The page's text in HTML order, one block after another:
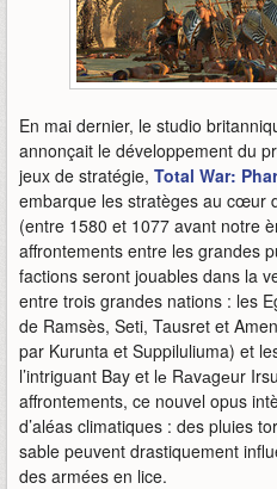
En mai dernier, le studio
annonçait le développement du
jeux de stratégie, Total War:
embarque les stratèges au cœur
(entre 1580 et 1077 avant notre
affrontements entre les grandes
factions seront jouables dans la
entre trois grandes nations : les
de Ramsès, Seti, Tausret et
par Kurunta et Suppiluliuma) et
l’intriguant Bay et lе Rаvаgеur
affrontements, ce nouvel opus
d’aléas climatiques : des pluies
sable peuvent drastiquement
des armées en lice.